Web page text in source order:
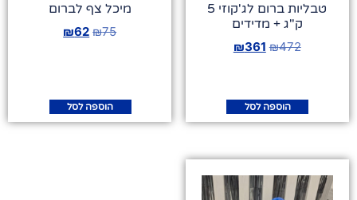
טבליות ברום לג'קוזי 5
ק"ג + מדידים
₪472
₪361
הוספה לסל
מיכל צף לברום
₪75
₪62
הוספה לסל